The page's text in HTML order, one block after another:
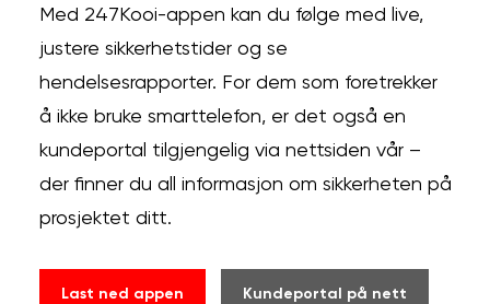
Med 247Kooi-appen kan du følge med live,
justere sikkerhetstider og se
hendelsesrapporter. For dem som foretrekker
å ikke bruke smarttelefon, er det også en
kundeportal tilgjengelig via nettsiden vår –
der finner du all informasjon om sikkerheten på
prosjektet ditt.
Last ned appen Kundeportal på nett